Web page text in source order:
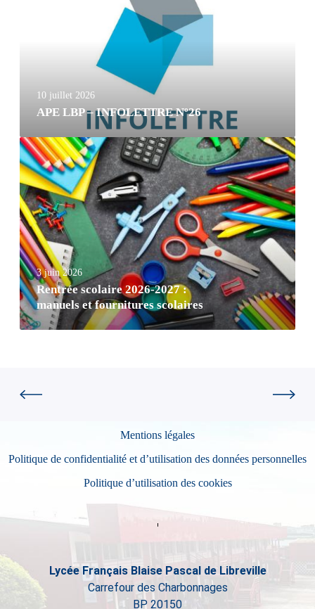
10 juillet 2026
APE LBP – INFOLETTRE Nº26
3 juin 2026
Rentrée scolaire 2026-2027 :
manuels et fournitures scolaires
Mentions légales
Politique de confidentialité et d’utilisation des données personnelles
Politique d’utilisation des cookies
Lycée Français Blaise Pascal de Libreville
Carrefour des Charbonnages
BP 20150